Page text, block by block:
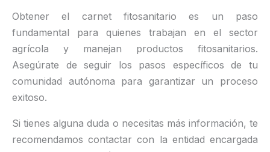
Obtener el carnet fitosanitario es un paso
fundamental para quienes trabajan en el sector
agrícola y manejan productos fitosanitarios.
Asegúrate de seguir los pasos específicos de tu
comunidad autónoma para garantizar un proceso
exitoso.
Si tienes alguna duda o necesitas más información, te
recomendamos contactar con la entidad encargada